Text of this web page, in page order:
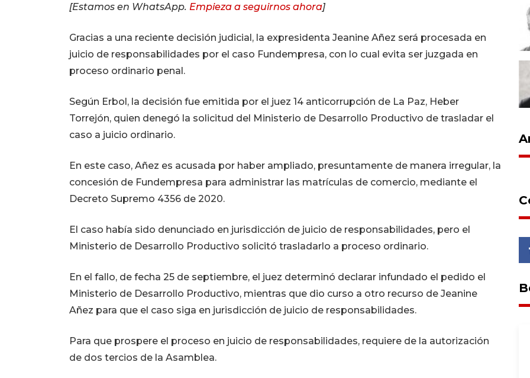
[Estamos en WhatsApp. Empieza a seguirnos ahora]
Gracias a una reciente decisión judicial, la expresidenta Jeanine Añez será procesada en
juicio de responsabilidades por el caso Fundempresa, con lo cual evita ser juzgada en
proceso ordinario penal.
Según Erbol, la decisión fue emitida por el juez 14 anticorrupción de La Paz, Heber
Torrejón, quien denegó la solicitud del Ministerio de Desarrollo Productivo de trasladar el
caso a juicio ordinario.
En este caso, Añez es acusada por haber ampliado, presuntamente de manera irregular, la
concesión de Fundempresa para administrar las matrículas de comercio, mediante el
Decreto Supremo 4356 de 2020.
El caso había sido denunciado en jurisdicción de juicio de responsabilidades, pero el
Ministerio de Desarrollo Productivo solicitó trasladarlo a proceso ordinario.
En el fallo, de fecha 25 de septiembre, el juez determinó declarar infundado el pedido el
Ministerio de Desarrollo Productivo, mientras que dio curso a otro recurso de Jeanine
Añez para que el caso siga en jurisdicción de juicio de responsabilidades.
Para que prospere el proceso en juicio de responsabilidades, requiere de la autorización
de dos tercios de la Asamblea.